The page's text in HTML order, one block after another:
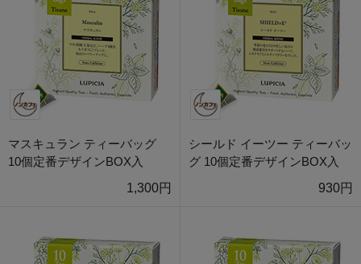
マスキュラン ティーバッグ
10個定番デザインBOX入
1,300円
シールド イーツー ティーバッ
グ 10個定番デザインBOX入
930円